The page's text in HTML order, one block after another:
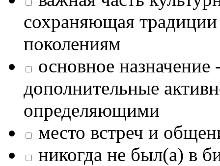
сохраняющая
поколениям
основное назначение
дополнительные
определяющими
место встреч и
никогда не был(а) в